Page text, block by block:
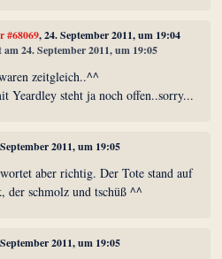
#68069, 24. September 2011, um 19:04
24. September 2011, um 19:05
zeitgleich..^^
Yeardley steht ja noch offen..sorry...
2011, um 19:05
aber richtig. Der Tote stand auf
der schmolz und tschüß ^^
2011, um 19:05